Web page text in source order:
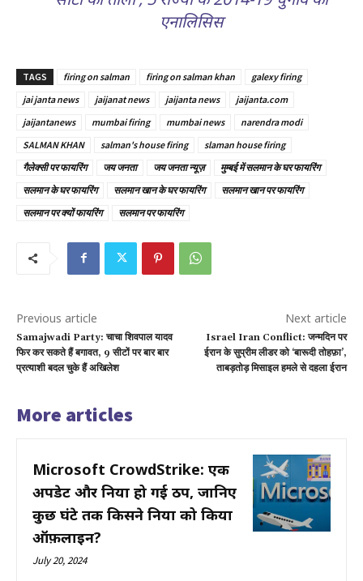
एनालिसिस
TAGS firing on salman firing on salman khan
galexy firing
jai janta news
jaijanat news jaijanta news
jaijanta.com
jaijantanews
mumbai firing mumbai news
narendra modi
SALMAN KHAN
salman's house firing
slaman house firing
गैलेक्सी पर फायरिंग
जय जनता जय जनता न्यूज़
मुम्बई में सलमान के घर फायरिंग
सलमान के घर फायरिंग
सलमान खान के घर फायरिंग
सलमान खान पर फायरिंग
सलमान पर क्यों फायरिंग
सलमान पर फायरिंग
Previous article
Samajwadi Party: चाचा शिवपाल यादव
फिर कर सकते हैं बगावत, 9 सीटों पर बार बार
प्रत्याशी बदल चुके हैं अखिलेश
Next article
Israel Iran Conflict: जन्मदिन पर
ईरान के सुप्रीम लीडर को ‘बारूदी तोहफ़ा’,
ताबड़तोड़ मिसाइल हमले से दहला ईरान
More articles
Microsoft CrowdStrike: एक
अपडेट और दुनिया हो गई ठप, जानिए
कुछ घंटे तक किसने दुनिया को किया
ऑफ़लाइन?
July 20, 2024